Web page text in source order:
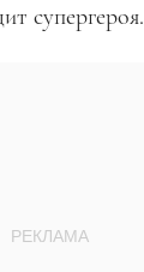
супергероя.